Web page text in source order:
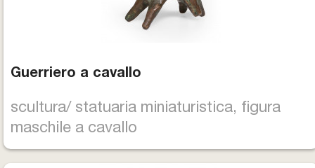
Guerriero a cavallo
scultura/ statuaria miniaturistica, figura
maschile a cavallo